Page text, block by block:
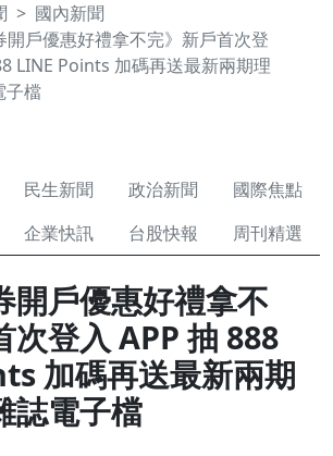
國內新聞
開戶優惠好禮拿不完》新戶首次登
LINE Points 加碼再送最新兩期理
子檔
民生新聞 政治新聞
國際焦點
企業快訊
台股快報 周刊精選
開戶優惠好禮拿不
次登入 APP 抽 888
加碼再送最新兩期
誌電子檔